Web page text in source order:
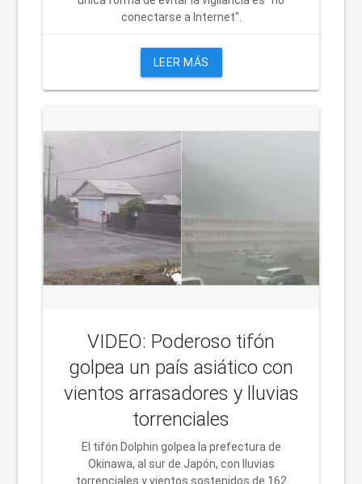
conectarse a Internet".
LEER MÁS
VIDEO: Poderoso tifón
golpea un país asiático con
vientos arrasadores y lluvias
torrenciales
El tifón Dolphin golpea la prefectura de
Okinawa, al sur de Japón, con lluvias
torrenciales y vientos sostenidos de 162